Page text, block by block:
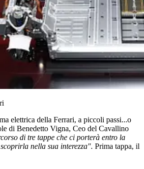
elettrica della Ferrari, a piccoli passi...o
di Benedetto Vigna, Ceo del Cavallino
di tre tappe che ci porterà entro la
nella sua interezza". Prima tappa, il